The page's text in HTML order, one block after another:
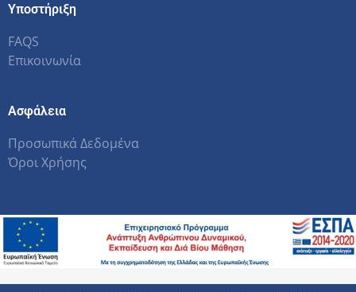
Υποστήριξη
FAQS
Επικοινωνία
Ασφάλεια
Προσωπικά Δεδομένα
Όροι Χρήσης